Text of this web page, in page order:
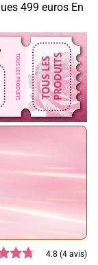
499 euros En
4.8 (4 avis)